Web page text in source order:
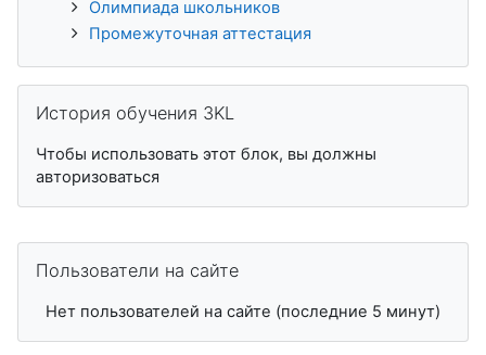
Олимпиада школьников
Промежуточная аттестация
История обучения 3KL
Чтобы использовать этот блок, вы должны
авторизоваться
Пользователи на сайте
Нет пользователей на сайте (последние 5 минут)